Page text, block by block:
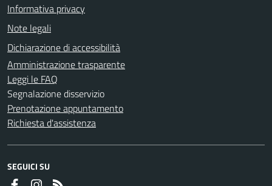
Informativa privacy
Note legali
Dichiarazione di accessibilità
Amministrazione trasparente
Leggi le FAQ
Segnalazione disservizio
Prenotazione appuntamento
Richiesta d'assistenza
SEGUICI SU